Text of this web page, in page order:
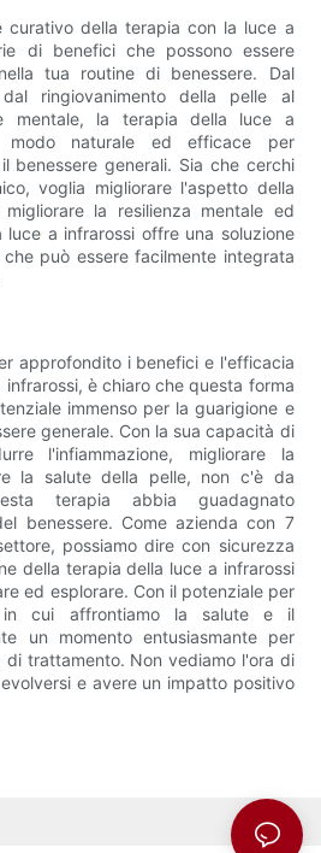
curativo della terapia con la luce a
di benefici che possono essere
tua routine di benessere. Dal
ringiovanimento della pelle al
mentale, la terapia della luce a
modo naturale ed efficace per
benessere generali. Sia che cerchi
voglia migliorare l'aspetto della
la resilienza mentale ed
a infrarossi offre una soluzione
può essere facilmente integrata
approfondito i benefici e l'efficacia
è chiaro che questa forma
immenso per la guarigione e
generale. Con la sua capacità di
l'infiammazione, migliorare la
la salute della pelle, non c'è da
terapia abbia guadagnato
benessere. Come azienda con 7
possiamo dire con sicurezza
della terapia della luce a infrarossi
ed esplorare. Con il potenziale per
in cui affrontiamo la salute e il
un momento entusiasmante per
trattamento. Non vediamo l'ora di
e avere un impatto positivo